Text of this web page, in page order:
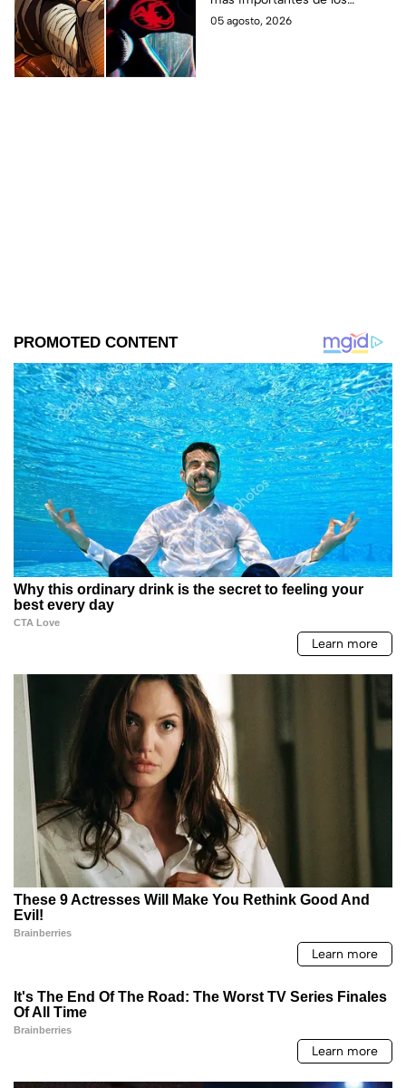
últimos años.
05 agosto, 2026